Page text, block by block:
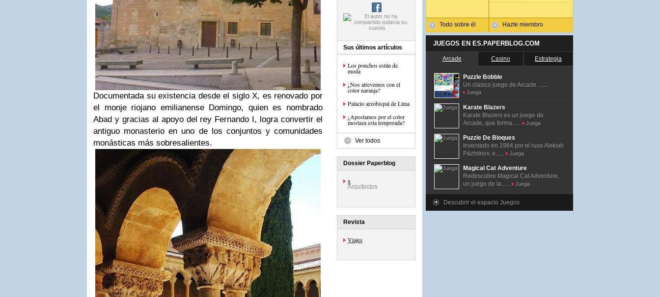
Documentada su existencia desde el siglo X, es renovado por
el monje riojano emilianense Domingo, quien es nombrado
Abad y gracias al apoyo del rey Fernando I, logra convertir el
antiguo monasterio en uno de los conjuntos y comunidades
monásticas más sobresalientes.
Sus últimos artículos
Los ponchos están de
moda
¿Nos atrevemos con el
color naranja?
Palacio arzobispal de Lima
¿Apostamos por el color
mostaza esta temporada?
Ver todos
Dossier Paperblog
x
Arquitectos
Revista
Viajes
Todo sobre él Hazte miembro
JUEGOS EN ES.PAPERBLOG.COM
Arcade Casino Estrategia
Puzzle Bobble
Un clásico juego de Arcade. ......
Juega
Karate Blazers
Karate Blazers es un juego de
Arcade, que forma......
Juega
Puzzle De Bloques
Inventado en 1984 por el ruso Alekséi
Pázhitnov, e......
Juega
Magical Cat Adventure
Redescubre Magical Cat Adventure,
un juego de la......
Juega
Descubrir el espacio Juegos